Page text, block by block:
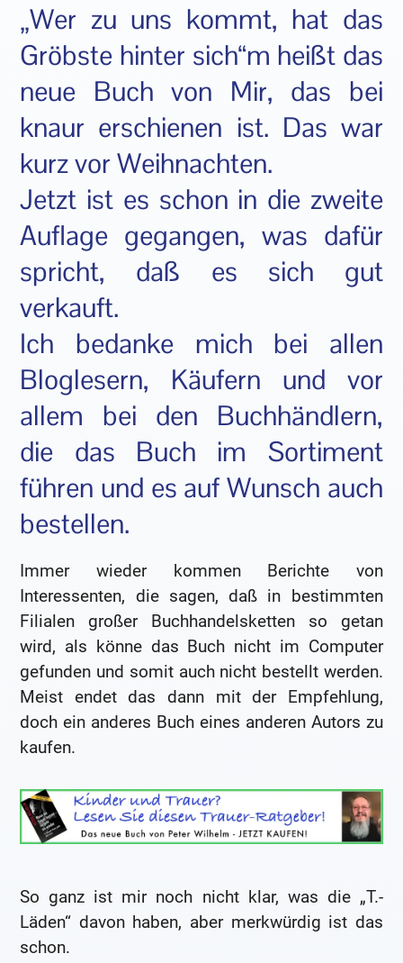
„Wer zu uns kommt, hat das
Gröbste hinter sich“m heißt das
neue Buch von Mir, das bei
knaur erschienen ist. Das war
kurz vor Weihnachten.
Jetzt ist es schon in die zweite
Auflage gegangen, was dafür
spricht, daß es sich gut
verkauft.
Ich bedanke mich bei allen
Bloglesern, Käufern und vor
allem bei den Buchhändlern,
die das Buch im Sortiment
führen und es auf Wunsch auch
bestellen.
Immer wieder kommen Berichte von
Interessenten, die sagen, daß in bestimmten
Filialen großer Buchhandelsketten so getan
wird, als könne das Buch nicht im Computer
gefunden und somit auch nicht bestellt werden.
Meist endet das dann mit der Empfehlung,
doch ein anderes Buch eines anderen Autors zu
kaufen.
So ganz ist mir noch nicht klar, was die „T.-
Läden“ davon haben, aber merkwürdig ist das
schon.